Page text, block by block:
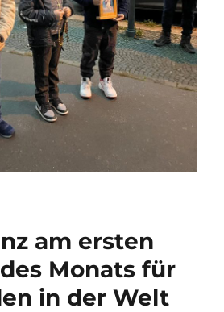
am ersten
Monats für
in der Welt